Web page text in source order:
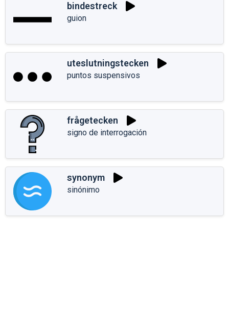
bindestreck
guion
uteslutningstecken
puntos suspensivos
frågetecken
signo de interrogación
synonym
sinónimo